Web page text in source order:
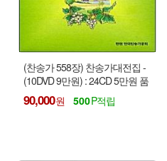
(찬송가 558장) 찬송가대전집 -
(10DVD 9만원) : 24CD 5만원 품
절 !!!
90,000 500